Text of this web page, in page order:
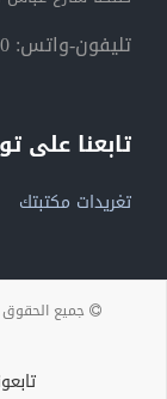
تليفون-واتس: 00201014097240
تابعنا على
تغريدات مكتبتك
جميع